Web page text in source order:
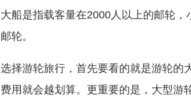
大船是指载客量在2000人以上的邮轮
邮轮。
选择游轮旅行，首先要看的就是游轮的
费用就会越划算。更重要的是，大型游